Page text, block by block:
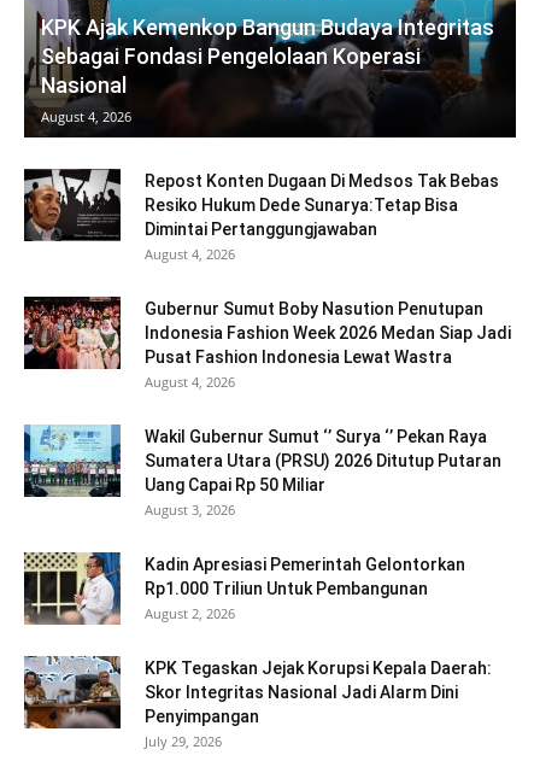
KPK Ajak Kemenkop Bangun Budaya Integritas
Sebagai Fondasi Pengelolaan Koperasi
Nasional
August 4, 2026
Repost Konten Dugaan Di Medsos Tak Bebas
Resiko Hukum Dede Sunarya:Tetap Bisa
Dimintai Pertanggungjawaban
August 4, 2026
Gubernur Sumut Boby Nasution Penutupan
Indonesia Fashion Week 2026 Medan Siap Jadi
Pusat Fashion Indonesia Lewat Wastra
August 4, 2026
Wakil Gubernur Sumut ‘’ Surya ‘’ Pekan Raya
Sumatera Utara (PRSU) 2026 Ditutup Putaran
Uang Capai Rp 50 Miliar
August 3, 2026
Kadin Apresiasi Pemerintah Gelontorkan
Rp1.000 Triliun Untuk Pembangunan
August 2, 2026
KPK Tegaskan Jejak Korupsi Kepala Daerah:
Skor Integritas Nasional Jadi Alarm Dini
Penyimpangan
July 29, 2026